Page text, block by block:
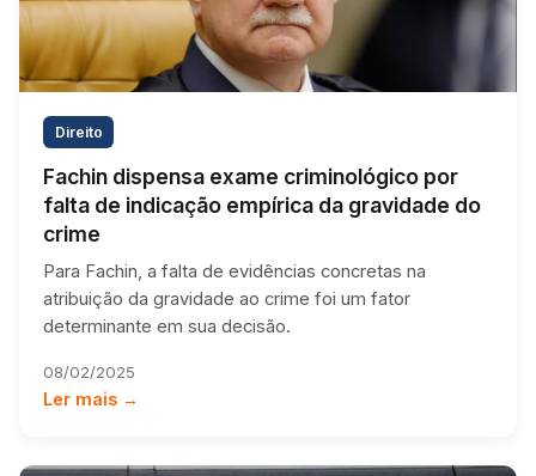
Direito
Fachin dispensa exame criminológico por
falta de indicação empírica da gravidade do
crime
Para Fachin, a falta de evidências concretas na
atribuição da gravidade ao crime foi um fator
determinante em sua decisão.
08/02/2025
Ler mais →